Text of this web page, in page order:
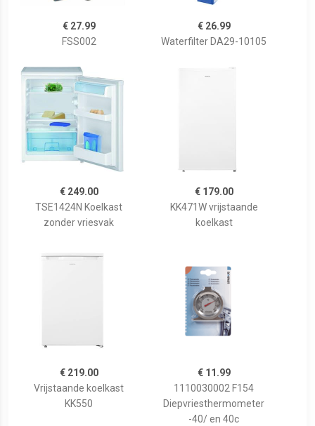
€ 27.99
FSS002
€ 26.99
Waterfilter DA29-10105
€ 249.00
TSE1424N Koelkast
zonder vriesvak
€ 179.00
KK471W vrijstaande
koelkast
€ 219.00
Vrijstaande koelkast
KK550
€ 11.99
1110030002 F154
Diepvriesthermometer
-40/ en 40c